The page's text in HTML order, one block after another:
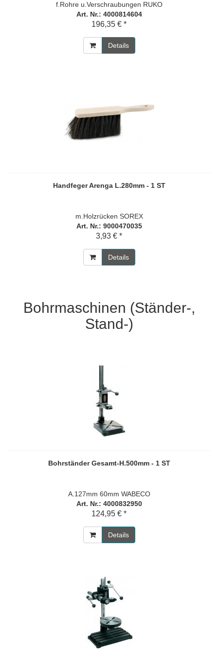
f.Rohre u.Verschraubungen RUKO
Art. Nr.: 4000814604
196,35 € *
Details
Handfeger Arenga L.280mm - 1 ST
m.Holzrücken SOREX
Art. Nr.: 9000470035
3,93 € *
Details
Bohrmaschinen (Ständer-,
Stand-)
Bohrständer Gesamt-H.500mm - 1 ST
A.127mm 60mm WABECO
Art. Nr.: 4000832950
124,95 € *
Details